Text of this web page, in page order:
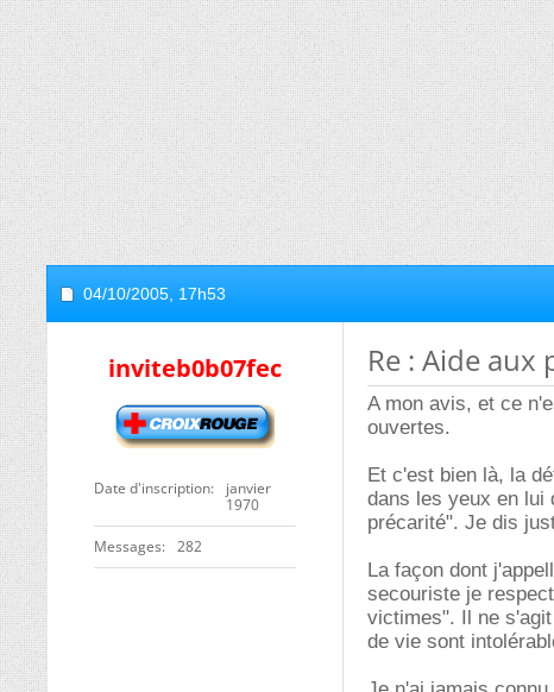
04/10/2005, 17h53
inviteb0b07fec
Date d'inscription
janvier
1970
Messages 282
Re : Aide aux
A mon avis, et ce
ouvertes.
Et c'est bien là, la
dans les yeux en lui
précarité". Je dis
La façon dont
secouriste je
victimes". Il ne
de vie sont